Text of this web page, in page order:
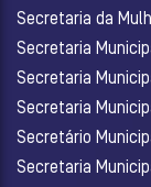
Secretaria da
Secretaria
Secretaria
Secretaria
Secretário
Secretaria